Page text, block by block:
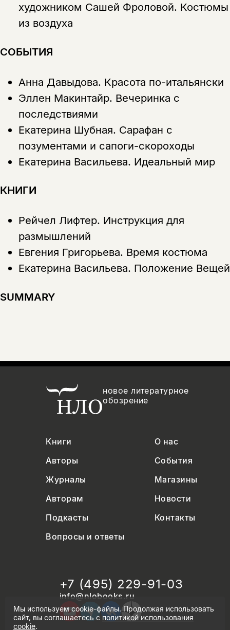
художником Сашей Фроловой. Костюмы
из воздуха
СОБЫТИЯ
Анна Давыдова. Красота по-итальянски
Эллен Макинтайр. Вечеринка с
последствиями
Екатерина Шубная. Сарафан с
позументами и сапоги-скороходы
Екатерина Васильева. Идеальный мир
КНИГИ
Рейчел Лифтер. Инструкция для
размышлений
Евгения Григорьева. Время костюма
Екатерина Васильева. Положение Вещей
SUMMARY
новое литературное
обозрение
Книги
О нас
Авторы
События
Журналы
Магазины
Авторам
Новости
Подкасты
Контакты
Вопросы и ответы
+7 (495) 229-91-03
info@nlobooks.ru
Мы используем cookie-файлы. Продолжая использовать
сайт, вы соглашаетесь сполитикой использования
cookie.